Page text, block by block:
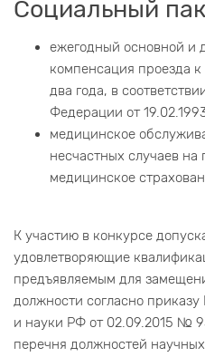
Социальный
ежегодный основной и
компенсация проезда
два года, в
Федерации от
медицинское
несчастных случаев на
медицинское
К участию в конкурсе
удовлетворяющие
предъявляемым для
должности согласно
и науки РФ от 02.09.2015 №
перечня должностей